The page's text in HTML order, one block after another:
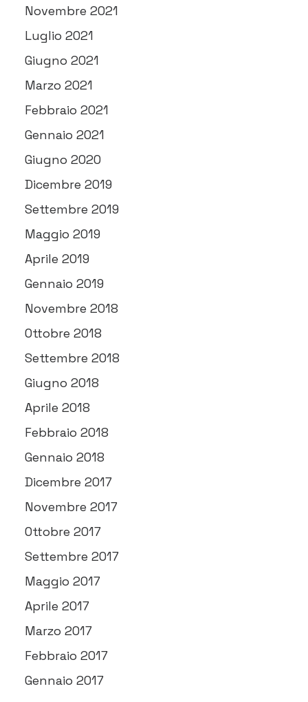
Novembre 2021
Luglio 2021
Giugno 2021
Marzo 2021
Febbraio 2021
Gennaio 2021
Giugno 2020
Dicembre 2019
Settembre 2019
Maggio 2019
Aprile 2019
Gennaio 2019
Novembre 2018
Ottobre 2018
Settembre 2018
Giugno 2018
Aprile 2018
Febbraio 2018
Gennaio 2018
Dicembre 2017
Novembre 2017
Ottobre 2017
Settembre 2017
Maggio 2017
Aprile 2017
Marzo 2017
Febbraio 2017
Gennaio 2017